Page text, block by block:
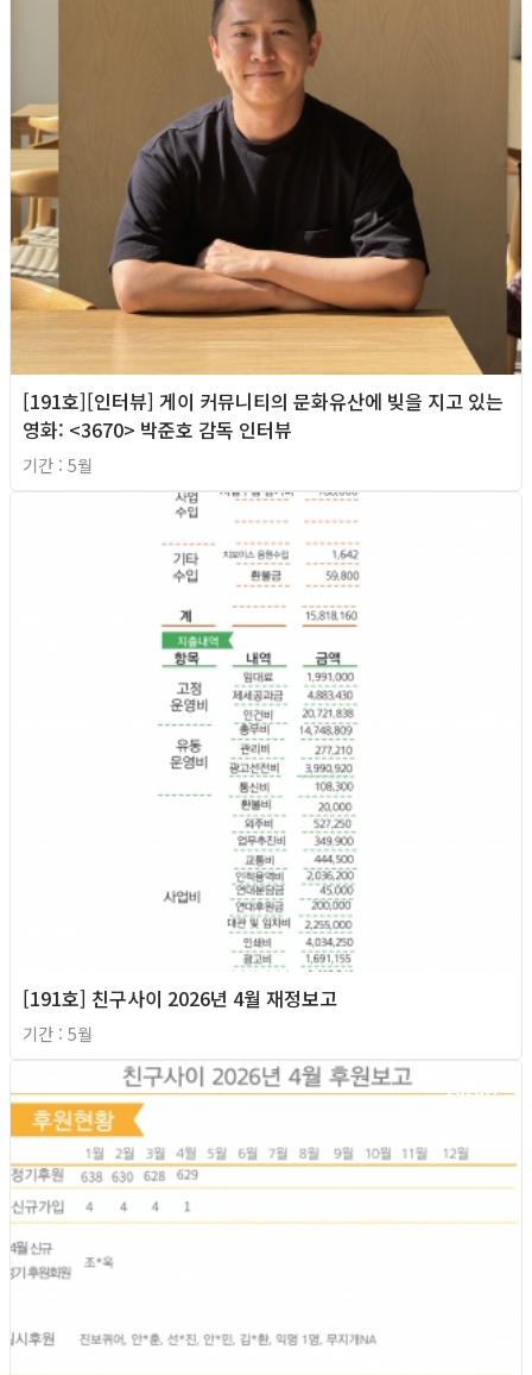
[191호][인터뷰] 게이 커뮤니티의 문화유산에 빚을 지고 있는
영화: <3670> 박준호 감독 인터뷰
기간 : 5월
[191호] 친구사이 2026년 4월 재정보고
기간 : 5월
2026년